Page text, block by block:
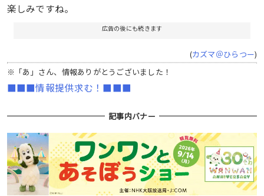
楽しみですね。
広告の後にも続きます
(カズマ＠ひらつー)
※「あ」さん、情報ありがとうございました！
■■■情報提供求む！■■■
記事内バナー